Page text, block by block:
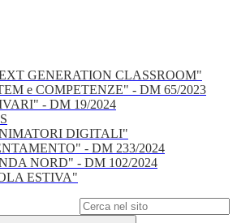
GENERATION CLASSROOM"
e COMPETENZE" - DM 65/2023
- DM 19/2024
DIGITALI"
- DM 233/2024
NORD" - DM 102/2024
ESTIVA"